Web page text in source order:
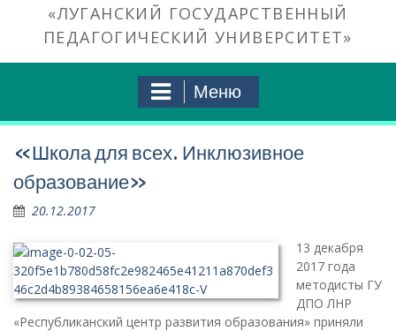
«ЛУГАНСКИЙ ГОСУДАРСТВЕННЫЙ
ПЕДАГОГИЧЕСКИЙ УНИВЕРСИТЕТ»
Меню
«Школа для всех. Инклюзивное
образование»
20.12.2017
13 декабря
2017 года
методисты ГУ
ДПО ЛНР
«Республиканский центр развития образования» приняли